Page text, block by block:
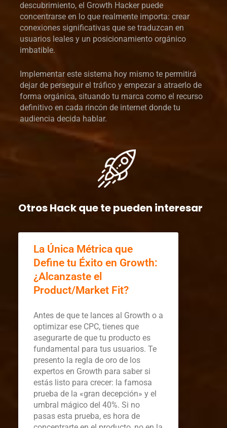
descubrimiento, el Growth Hacker puede
concentrarse en lo que realmente importa: crear
conexiones significativas que se traduzcan en
usuarios leales y un posicionamiento orgánico
imbatible.
Implementar este sistema hoy mismo te permitirá
dejar de perseguir el tráfico y empezar a atraerlo de
forma orgánica, situando tu marca como el recurso
definitivo en cada rincón de internet donde tu
audiencia decida hablar.
Otros Hack que te pueden interesar
La Única Métrica que
Define tu Éxito en Growth:
¿Alcanzaste el
Product/Market Fit?
Antes de que te lances al Growth o a
optimizar ese CPC, tienes que
asegurarte de que tu producto es
fundamental para tus usuarios. Te
presento la regla de oro de los
expertos en Growth para saber si
estás listo para crecer: la famosa
prueba de la «gran decepción» y el
umbral mágico del 40%. Si no
pasas esta prueba, es hora de